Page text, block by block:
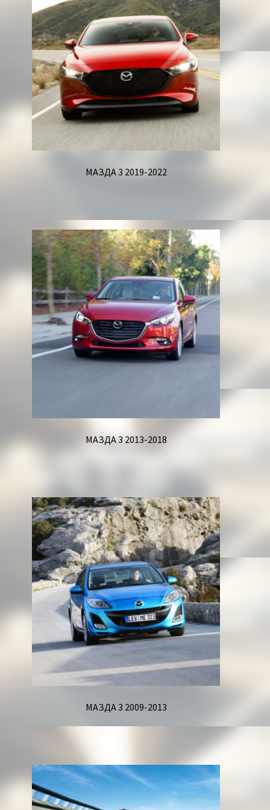
Корзина
МАЗДА 3 2019-2022
МАЗДА 3 2013-2018
МАЗДА 3 2009-2013